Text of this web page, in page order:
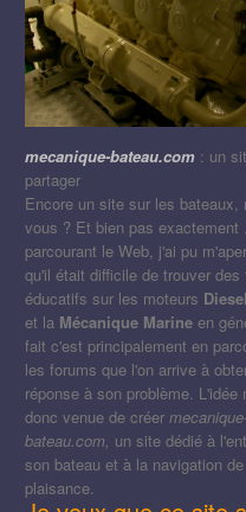
mecanique-bateau.com : un
partager
Encore un site sur les bateaux,
vous ? Et bien pas exactement
parcourant le Web, j'ai pu
qu'il était difficile de trouver des
éducatifs sur les moteurs
et la Mécanique Marine en
fait c'est principalement en
les forums que l'on arrive à
réponse à son problème. L'idée
donc venue de créer
bateau.com, un site dédié à
son bateau et à la navigation de
plaisance.